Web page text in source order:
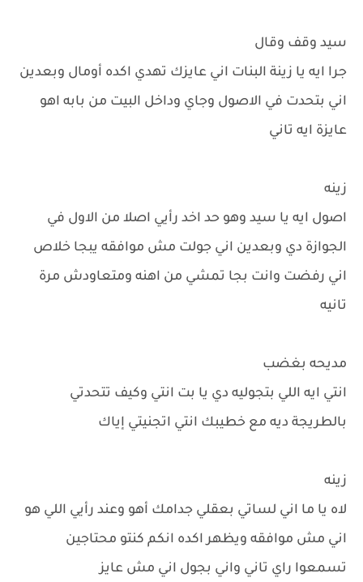
سيد وقف وقال
جرا ايه يا زينة البنات اني عايزك تهدي اكده أومال وبعدين
اني بتحدت في الاصول وجاي وداخل البيت من بابه اهو
عايزة ايه تاني
زينه
اصول ايه يا سيد وهو حد اخد رأيي اصلا من الاول في
الجوازة دي وبعدين اني جولت مش موافقه يبجا خلاص
اني رفضت وانت بجا تمشي من اهنه ومتعاودش مرة
تانيه
مديحه بغضب
انتي ايه اللي بتجوليه دي يا بت انتي وكيف تتحدتي
بالطريجة ديه مع خطيبك انتي اتجنيتي إياك
زينه
لاه يا ما اني لساتي بعقلي جدامك أهو وعند رأيي اللي هو
اني مش موافقه ويظهر اكده انكم كنتو محتاجين
تسمعوا راي تاني واني بجول اني مش عايز